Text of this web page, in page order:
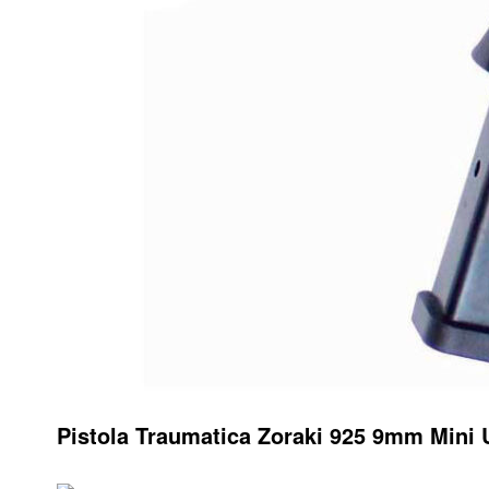
Pistola Traumatica Zoraki 925 9mm Mini